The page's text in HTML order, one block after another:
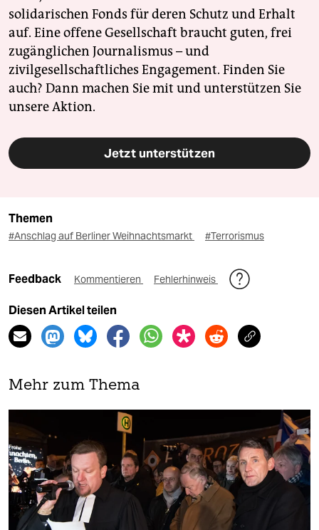
solidarischen Fonds für deren Schutz und Erhalt
auf. Eine offene Gesellschaft braucht guten, frei
zugänglichen Journalismus – und
zivilgesellschaftliches Engagement. Finden Sie
auch? Dann machen Sie mit und unterstützen Sie
unsere Aktion.
Jetzt unterstützen
Themen
#Anschlag auf Berliner Weihnachtsmarkt #Terrorismus
Feedback Kommentieren Fehlerhinweis
Diesen Artikel teilen
Mehr zum Thema